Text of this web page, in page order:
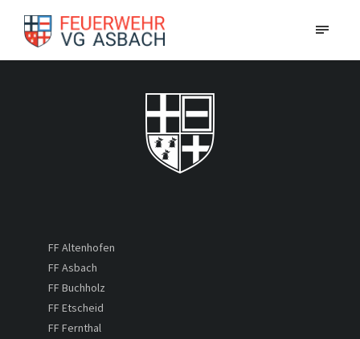
FF Altenhofen
FF Asbach
FF Buchholz
FF Etscheid
FF Fernthal